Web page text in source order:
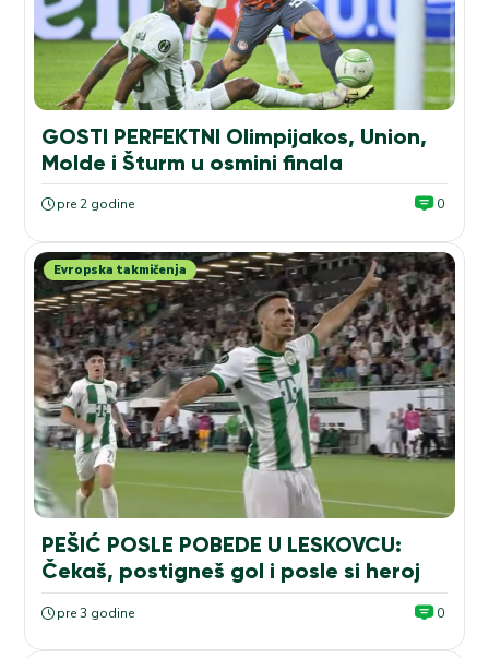
GOSTI PERFEKTNI Olimpijakos, Union,
Molde i Šturm u osmini finala
pre 2 godine 0
Evropska takmičenja
PEŠIĆ POSLE POBEDE U LESKOVCU:
Čekaš, postigneš gol i posle si heroj
pre 3 godine 0